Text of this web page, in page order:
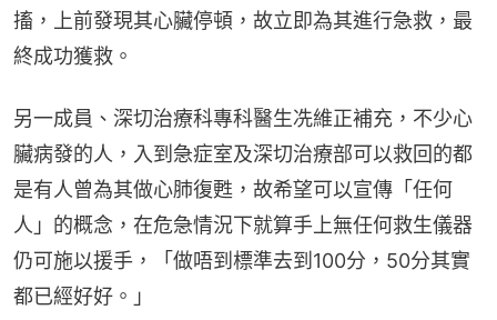
搐，上前發現其心臟停頓，故立即為其進行急救，最
終成功獲救。
另一成員、深切治療科專科醫生冼維正補充，不少心
臟病發的人，入到急症室及深切治療部可以救回的都
是有人曾為其做心肺復甦，故希望可以宣傳「任何
人」的概念，在危急情況下就算手上無任何救生儀器
仍可施以援手，「做唔到標準去到100分，50分其實
都已經好好。」